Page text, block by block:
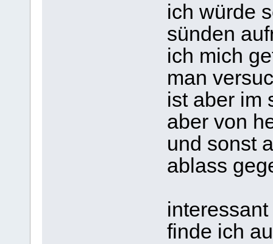
ich würde
sünden
ich mich
man
ist aber im
aber von
und sonst
ablass
finde ich